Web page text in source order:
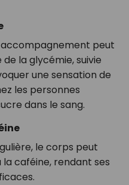
accompagnement peut
la glycémie, suivie
une sensation de
les personnes
dans le sang.
le corps peut
caféine, rendant ses